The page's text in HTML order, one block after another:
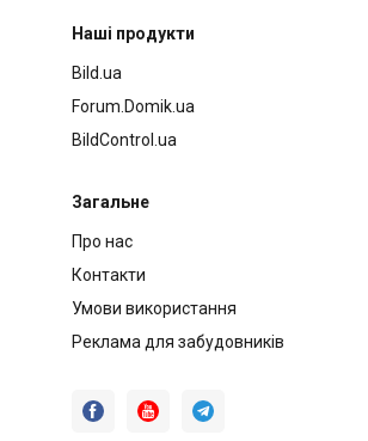
Наші продукти
Bild.ua
Forum.Domik.ua
BildControl.ua
Загальне
Про нас
Контакти
Умови використання
Реклама для забудовників
  